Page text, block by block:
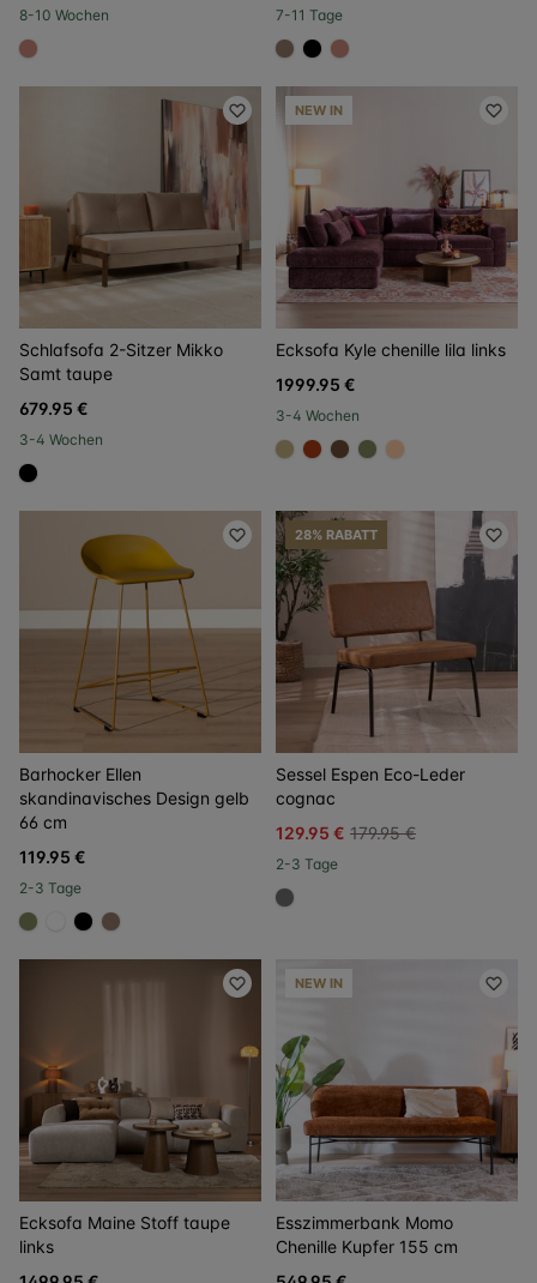
8-10 Wochen
#c98a78
7-11 Tage
#967b6a
#000000
#c98a78
Schlafsofa 2-Sitzer Mikko
Samt taupe
679.95 €
3-4 Wochen
#000000
NEW IN
Ecksofa Kyle chenille lila links
1999.95 €
3-4 Wochen
#c2b280
#ac3c17
#6f4e37
#808a5d
#ffcba4
Barhocker Ellen
skandinavisches Design gelb
66 cm
119.95 €
2-3 Tage
#808a5d
#FFFFFF
#000000
#967b6a
28% RABATT
Sessel Espen Eco-Leder
cognac
129.95 € 179.95 €
2-3 Tage
#707070
Ecksofa Maine Stoff taupe
links
NEW IN
Esszimmerbank Momo
Chenille Kupfer 155 cm